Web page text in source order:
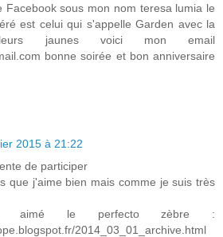
Facebook sous mon nom teresa lumia le
est celui qui s'appelle Garden avec la
jaunes voici mon email
bonne soirée et bon anniversaire
2015 à 21:22
de participer
que j'aime bien mais comme je suis très
aimé le perfecto zèbre :
2014_03_01_archive.html